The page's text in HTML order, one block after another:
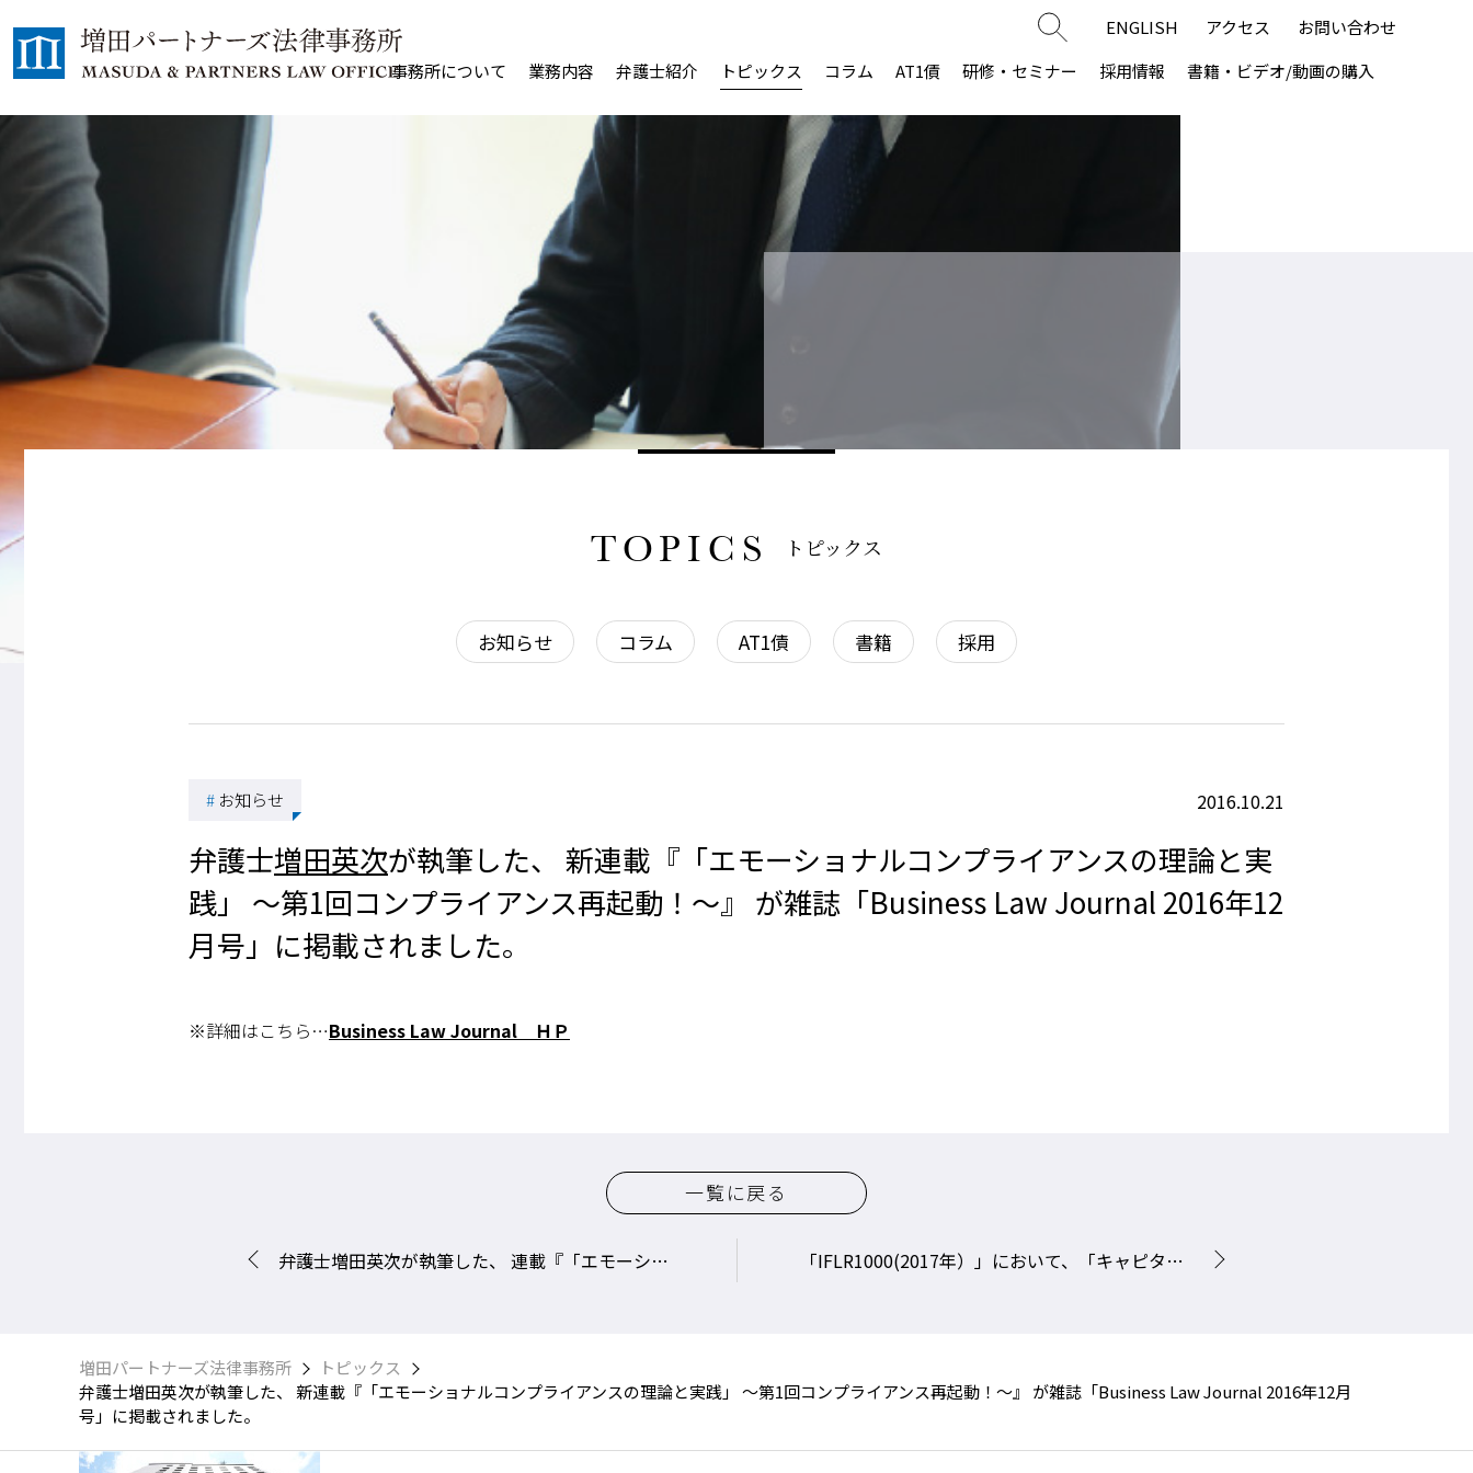
ENGLISH アクセス
お問い合わせ
事務所について
業務内容 弁護士紹介 トピックス コラム AT1債 研修・セミナー 採用情報 書籍・ビデオ/動画の購入
TOPICS トピックス
お知らせ コラム AT1債 書籍 採用
2016.10.21
# お知らせ
弁護士増田英次が執筆した、 新連載『「エモーショナルコンプライアンスの理論と実
践」 ～第1回コンプライアンス再起動！～』 が雑誌「Business Law Journal 2016年12
月号」に掲載されました。
※詳細はこちら…Business Law Journal ＨＰ
一覧に戻る
弁護士増田英次が執筆した、 連載『「エモーショナルコンプライアンスの理論と実践」 ～第2回不快なことをやらないからスタートする』 が雑誌「Business Law Journal 2017年1月号」に掲載されました。 「IFLR1000(2017年）」において、「キャピタルマーケット」及び「M&A」の部門で「Other notable firms」にリストされると共に、「Recognized Firm」の認定を獲得しました。
増田パートナーズ法律事務所
トピックス
弁護士増田英次が執筆した、 新連載『「エモーショナルコンプライアンスの理論と実践」 ～第1回コンプライアンス再起動！～』 が雑誌「Business Law Journal 2016年12月
号」に掲載されました。